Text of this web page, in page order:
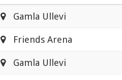
Gamla Ullevi
Friends Arena
Gamla Ullevi